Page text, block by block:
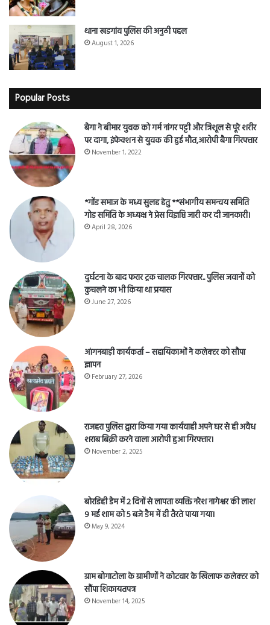
थाना खडगांव पुलिस की अनुठी पहल
August 1, 2026
Popular Posts
बैगा ने बीमार युवक को गर्म नांगर पट्टी और त्रिशूल से पूरे शरीर
पर दागा, इंफेक्शन से युवक की हुई मौत,आरोपी बैगा गिरफ्तार
November 1, 2022
*गोंड समाज के मध्य सुलह हेतु **संभागीय समन्वय समिति
गोड समिति के अध्यक्ष ने प्रेस विज्ञप्ति जारी कर दी जानकारी।
April 28, 2026
दुर्घटना के बाद फरार ट्रक चालक गिरफ्तार.. पुलिस जवानों को
कुचलने का भी किया था प्रयास
June 27, 2026
आंगनबाड़ी कार्यकर्ता – सहायिकाओं नेे कलेक्टर को सौपा
ज्ञापन
February 27, 2026
राजहरा पुलिस द्वारा किया गया कार्यवाही अपने घर से ही अवैध
शराब बिक्री करने वाला आरोपी हुआ गिरफ्तार।
November 2, 2025
बोरडिही डैम में 2 दिनों से लापता व्यक्ति नरेश नागेश्वर की लाश
9 मई शाम को 5 बजे डैम में ही तैरते पाया गया।
May 9, 2024
ग्राम बोगाटोला के ग्रामीणों ने कोटवार के खिलाफ कलेक्टर को
सौंपा शिकायतपत्र
November 14, 2025